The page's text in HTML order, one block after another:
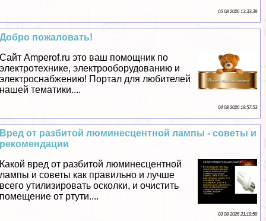
05 08 2026 13:33:39
Добро пожаловать!
Сайт Amperof.ru это ваш помощник по
электротехнике, электрооборудованию и
электроснабжению! Портал для любителей
нашей тематики....
04 08 2026 19:57:53
Вред от разбитой люминесцентной лампы - советы и
рекомендации
Какой вред от разбитой люминесцентной
лампы и советы как правильно и лучше
всего утилизировать осколки, и очистить
помещение от ртути....
03 08 2026 21:19:59